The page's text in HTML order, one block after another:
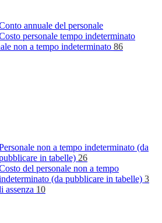
annuale del personale
personale tempo indeterminato
non a tempo indeterminato 86
non a tempo indeterminato (da
in tabelle) 26
del personale non a tempo
(da pubblicare in tabelle) 3
assenza 10